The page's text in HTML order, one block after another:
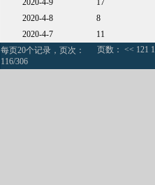
2020-4-9
17
2020-4-8
8
2020-4-7
11
每页20个记录，页次：
116/306
页数： << 121